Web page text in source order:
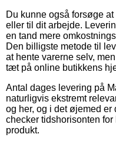
Du kunne også forsøge
eller til dit arbejde.
en tand mere
Den billigste metode til
at hente varerne selv,
tæt på online butikkens
Antal dages levering på
naturligvis ekstremt
og her, og i det øjemed
checker tidshorisonten
produkt.